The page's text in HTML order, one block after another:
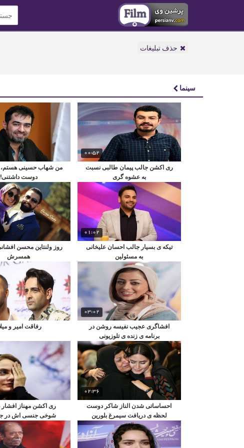
حذف تبلیغات
سینما
00:52
ری اکشن جالب پیمان طالبی نسبت
به عشوه گری
من شهاب حسینی هستم،
دوست داشتنی!
01:02
تیکه ی بسیار جالب احسان علیخانی
به مسئولین
روز ولنتاین محسن
همسرش
03:02
افشاگری عجیب نفیسه روشن در
برنامه ی زنده ی تلوزیونی
رفاقت امیر و
02:36
احساساتی شدن الناز شاکر دوست
لحظه ی دریافت سیمرغ بلورین
ری اکشن مهناز افشار
شوخی جنسی اش در